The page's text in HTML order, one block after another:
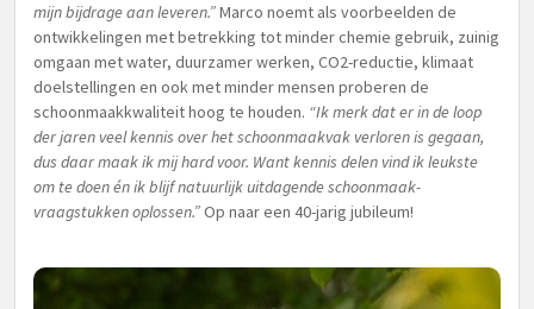
mijn bijdrage aan leveren.”Marco noemt als voorbeelden de
ontwikkelingen met betrekking tot minder chemie gebruik, zuinig
omgaan met water, duurzamer werken, CO2-reductie, klimaat
doelstellingen en ook met minder mensen proberen de
schoonmaakkwaliteit hoog te houden. “Ik merk dat er in de loop
der jaren veel kennis over het schoonmaakvak verloren is gegaan,
dus daar maak ik mij hard voor. Want kennis delen vind ik leukste
om te doen én ik blijf natuurlijk uitdagende schoonmaak-
vraagstukken oplossen.”Op naar een 40-jarig jubileum!